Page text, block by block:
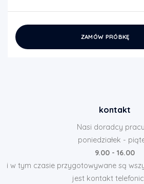
ZAMÓW PRÓBKĘ
kontakt
Nasi doradcy
poniedziałek -
9.00 - 16.00
i w tym czasie przygotowywane są
jest kontakt